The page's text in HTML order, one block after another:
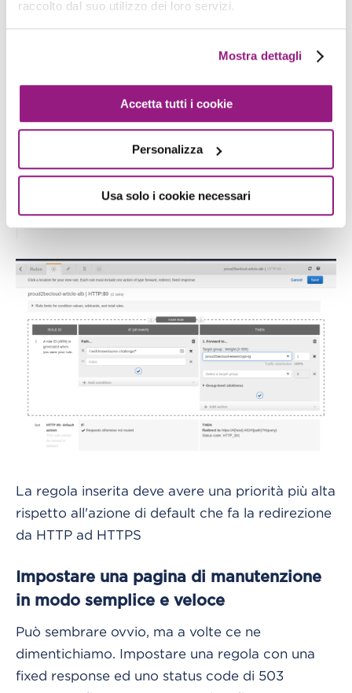
raccolto dal suo utilizzo dei loro servizi.
Mostra dettagli
Accetta tutti i cookie
Personalizza
Usa solo i cookie necessari
La regola inserita deve avere una priorità più alta
rispetto all'azione di default che fa la redirezione
da HTTP ad HTTPS
Impostare una pagina di manutenzione
in modo semplice e veloce
Può sembrare ovvio, ma a volte ce ne
dimentichiamo. Impostare una regola con una
fixed response ed uno status code di 503